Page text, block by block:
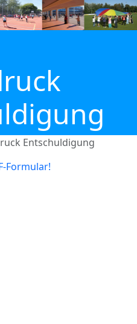
Entschuldigung
Formular!